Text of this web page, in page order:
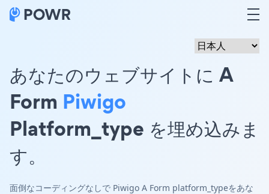
あなたのウェブサイトに A
Form Piwigo
Platform_type を埋め込みま
す。
面倒なコーディングなしで Piwigo A Form platform_typeをあな